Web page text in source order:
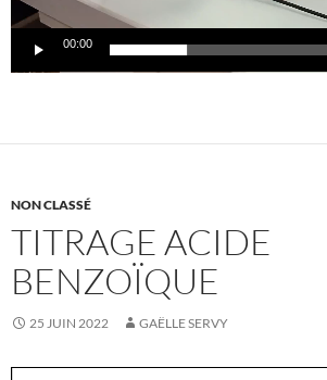
00:00
NON CLASSÉ
TITRAGE ACIDE
BENZOÏQUE
25 JUIN 2022 GAËLLE SERVY